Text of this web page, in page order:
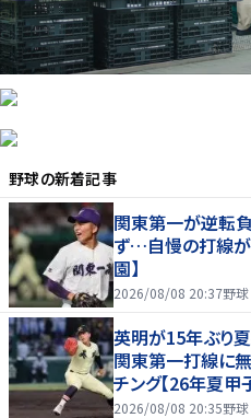
野球の新着記事
関東第一が逆転
ず…自慢の打線が
園】
2026/08/08 20:37野球
英明が15年ぶり
関東第一打線に
チング【26年夏甲
2026/08/08 20:35野球